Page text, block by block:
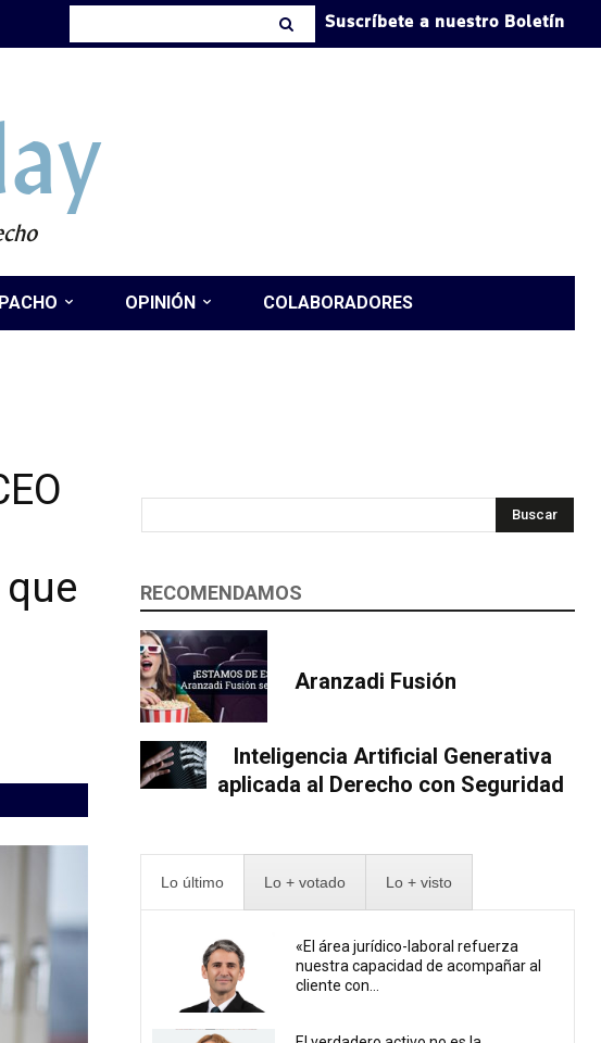
Suscríbete a nuestro Boletín
OPINIÓN COLABORADORES
Buscar
RECOMENDAMOS
Aranzadi Fusión
Inteligencia Artificial Generativa
aplicada al Derecho con Seguridad
Lo último Lo + votado Lo + visto
«El área jurídico-laboral refuerza
nuestra capacidad de acompañar al
cliente con...